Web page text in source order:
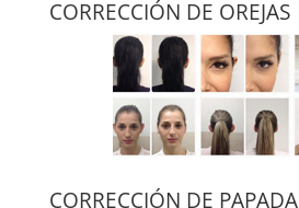
CORRECCIÓN DE OREJAS
CORRECCIÓN DE PAPADA